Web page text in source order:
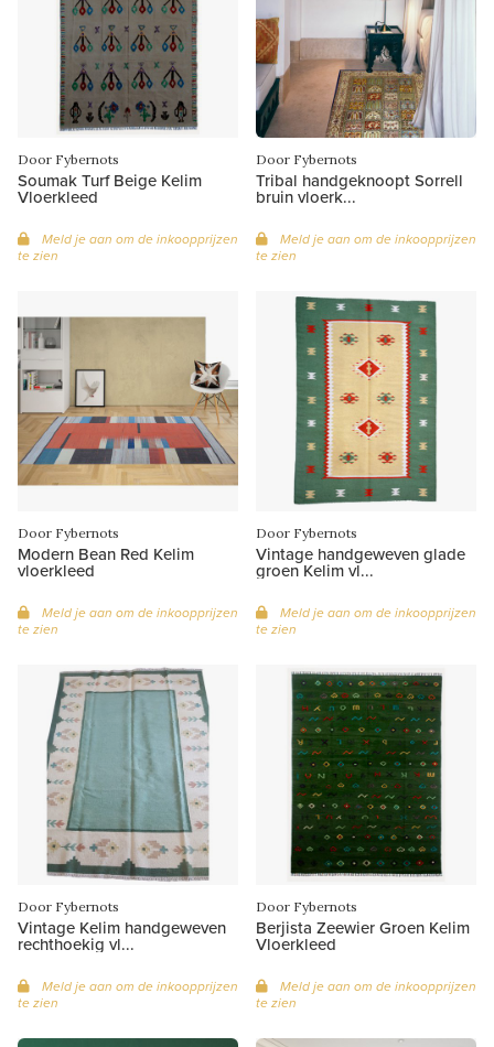
Door Fybernots
Soumak Turf Beige Kelim
Vloerkleed
Meld je aan om de inkoopprijzen
te zien
Door Fybernots
Tribal handgeknoopt Sorrell
bruin vloerk...
Meld je aan om de inkoopprijzen
te zien
Door Fybernots
Modern Bean Red Kelim
vloerkleed
Meld je aan om de inkoopprijzen
te zien
Door Fybernots
Vintage handgeweven glade
groen Kelim vl...
Meld je aan om de inkoopprijzen
te zien
Door Fybernots
Vintage Kelim handgeweven
rechthoekig vl...
Meld je aan om de inkoopprijzen
te zien
Door Fybernots
Berjista Zeewier Groen Kelim
Vloerkleed
Meld je aan om de inkoopprijzen
te zien